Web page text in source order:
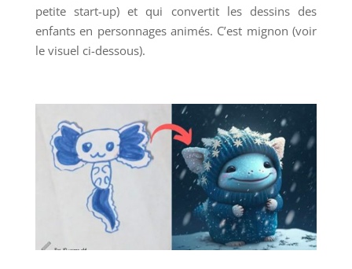
petite start-up) et qui convertit les dessins des
enfants en personnages animés. C’est mignon (voir
le visuel ci-dessous).